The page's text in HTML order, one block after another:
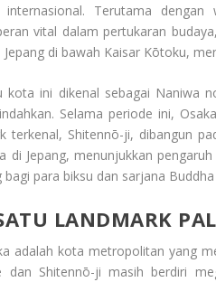
internasional. Terutama
vital dalam pertukaran
di bawah Kaisar Kōtoku,
kota ini dikenal sebagai Naniwa
Selama periode ini,
terkenal, Shitennō-ji, dibangun
di Jepang, menunjukkan
bagi para biksu dan sarjana
LANDMARK
adalah kota metropolitan yang
dan Shitennō-ji masih berdiri